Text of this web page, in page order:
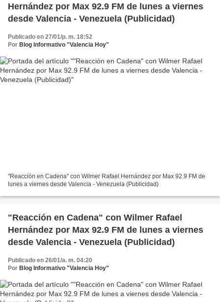
Hernández por Max 92.9 FM de lunes a viernes
desde Valencia - Venezuela (Publicidad)
Publicado en 27/01/p. m. 18:52
Por Blog Informativo "Valencia Hoy"
"Reacción en Cadena" con Wilmer Rafael Hernández por Max 92.9 FM de
lunes a viernes desde Valencia - Venezuela (Publicidad)
"Reacción en Cadena" con Wilmer Rafael
Hernández por Max 92.9 FM de lunes a viernes
desde Valencia - Venezuela (Publicidad)
Publicado en 26/01/a. m. 04:20
Por Blog Informativo "Valencia Hoy"